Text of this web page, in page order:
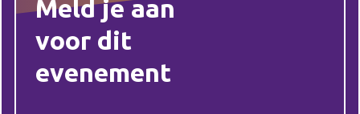
Meld je aan
voor dit
evenement